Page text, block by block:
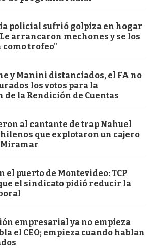
policial sufrió golpiza en hogar
arrancaron mechones y se los
trofeo"
y Manini distanciados, el FA no
los votos para la
de la Rendición de Cuentas
al cantante de trap Nahuel
que explotaron un cajero
Miramar
el puerto de Montevideo: TCP
el sindicato pidió reducir la
empresarial ya no empieza
el CEO; empieza cuando hablan